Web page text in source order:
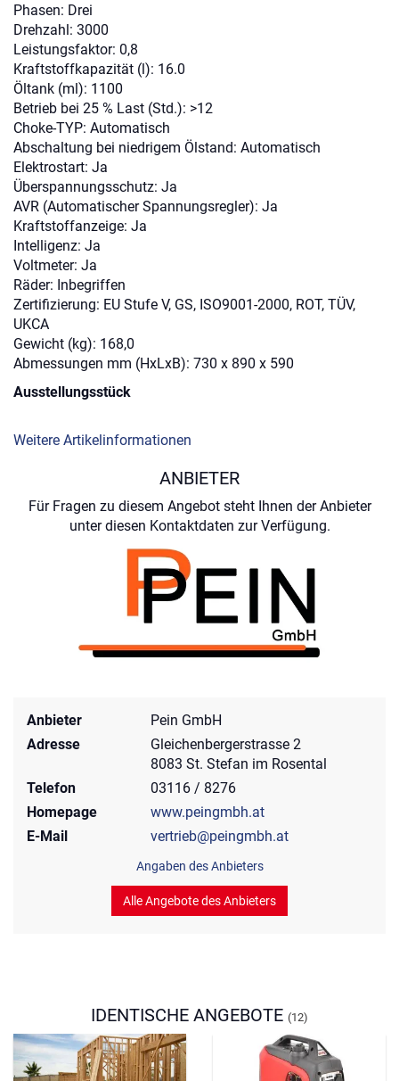
Phasen: Drei
Drehzahl: 3000
Leistungsfaktor: 0,8
Kraftstoffkapazität (l): 16.0
Öltank (ml): 1100
Betrieb bei 25 % Last (Std.): >12
Choke-TYP: Automatisch
Abschaltung bei niedrigem Ölstand: Automatisch
Elektrostart: Ja
Überspannungsschutz: Ja
AVR (Automatischer Spannungsregler): Ja
Kraftstoffanzeige: Ja
Intelligenz: Ja
Voltmeter: Ja
Räder: Inbegriffen
Zertifizierung: EU Stufe V, GS, ISO9001-2000, ROT, TÜV,
UKCA
Gewicht (kg): 168,0
Abmessungen mm (HxLxB): 730 x 890 x 590
Ausstellungsstück
Weitere Artikelinformationen
ANBIETER
Für Fragen zu diesem Angebot steht Ihnen der Anbieter
unter diesen Kontaktdaten zur Verfügung.
Anbieter
Pein GmbH
Adresse
Gleichenbergerstrasse 2
8083 St. Stefan im Rosental
Telefon
03116 / 8276
Homepage
www.peingmbh.at
E-Mail
vertrieb@peingmbh.at
Angaben des Anbieters
Alle Angebote des Anbieters
IDENTISCHE ANGEBOTE (12)